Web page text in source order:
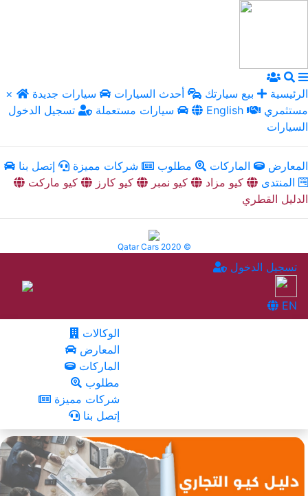
× الرئيسية بيع سيارتك أحدث السيارات
سيارات جديدة
سيارات مستعملة
تسجيل الدخول English
السيارات
المعارض الماركات مطلوب شركات مميزة
إتصل بنا
المنتدى
كيو مزاد كيو نمبر كيو كارز
كيو ماركت
الدليل القطري
Qatar Cars 2020 ©
تسجيل الدخول
EN
الوكالات
المعارض
الماركات
مطلوب
شركات مميزة
إتصل بنا